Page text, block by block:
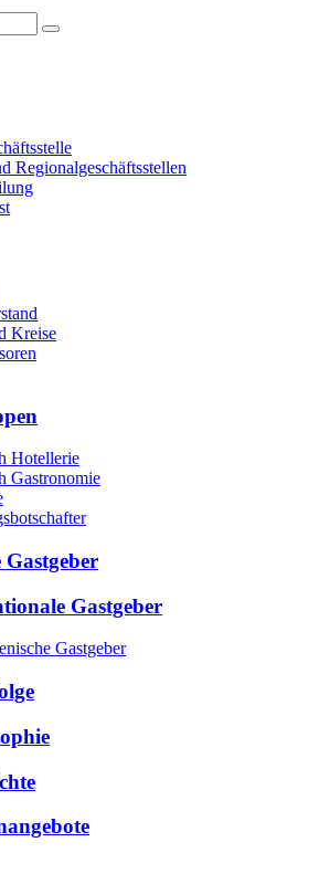
Regionalgeschäftsstellen
Kreise
Hotellerie
Gastronomie
Gastgeber
Gastgeber